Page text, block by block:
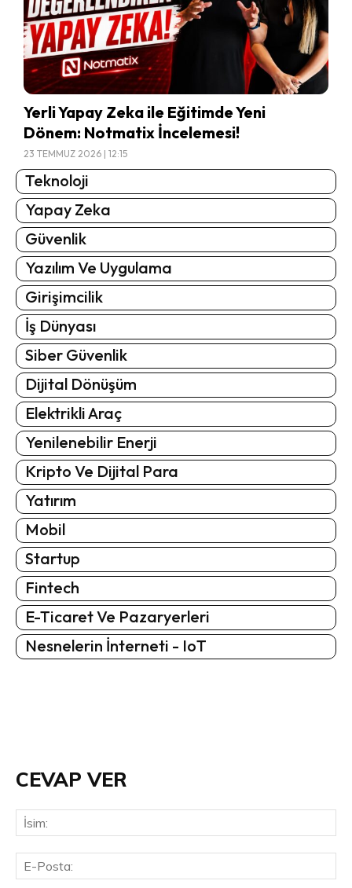
Yerli Yapay Zeka ile Eğitimde Yeni
Dönem: Notmatix İncelemesi!
23 TEMMUZ 2026 | 12:15
Teknoloji
Yapay Zeka
Güvenlik
Yazılım Ve Uygulama
Girişimcilik
İş Dünyası
Siber Güvenlik
Dijital Dönüşüm
Elektrikli Araç
Yenilenebilir Enerji
Kripto Ve Dijital Para
Yatırım
Mobil
Startup
Fintech
E-Ticaret Ve Pazaryerleri
Nesnelerin İnterneti - IoT
CEVAP VER